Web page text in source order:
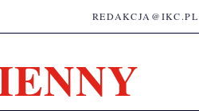
REDAKCJA@IKC.PL